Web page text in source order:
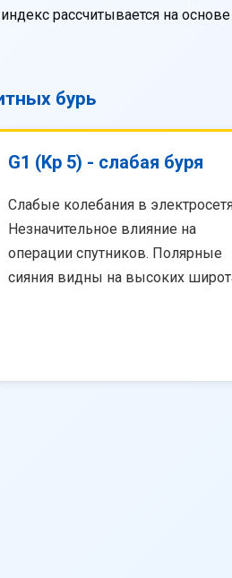
рассчитывается на
бурь
G1 (Kp 5) - слабая буря
Слабые колебания в
Незначительное влияние на
операции спутников. Полярные
сияния видны на высоких